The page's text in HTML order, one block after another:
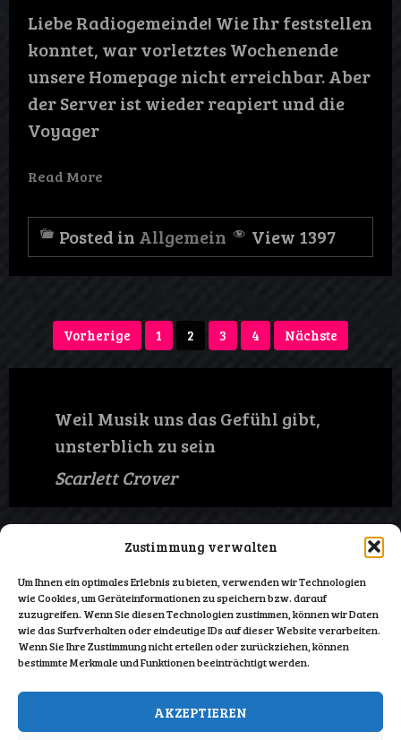
Zustimmung verwalten
Um Ihnen ein optimales Erlebnis zu bieten, verwenden wir Technologien
wie Cookies, um Geräteinformationen zu speichern bzw. darauf
zuzugreifen. Wenn Sie diesen Technologien zustimmen, können wir Daten
wie das Surfverhalten oder eindeutige IDs auf dieser Website verarbeiten.
Wenn Sie Ihre Zustimmung nicht erteilen oder zurückziehen, können
bestimmte Merkmale und Funktionen beeinträchtigt werden.
AKZEPTIEREN
Liebe Radiogemeinde! Wie Ihr feststellen
konntet, war vorletztes Wochenende
unsere Homepage nicht erreichbar. Aber
der Server ist wieder reapiert und die
Voyager
Read More
Posted in Allgemein View 1397
Seitennummerierung
der
Vorherige 1 2 3 4 Nächste
Weil Musik uns das Gefühl gibt,
unsterblich zu sein
Scarlett Crover
Datenschutz